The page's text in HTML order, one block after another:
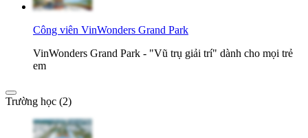
Công viên VinWonders Grand Park
VinWonders Grand Park - "Vũ trụ giải trí" dành cho mọi trẻ
em
Trường học (2)